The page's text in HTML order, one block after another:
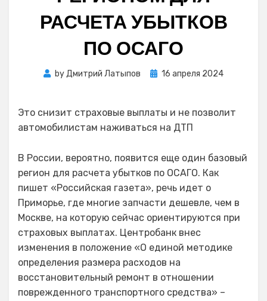
РАСЧЕТА УБЫТКОВ
ПО ОСАГО
byДмитрий Латыпов
Posted
16 апреля 2024
Это снизит страховые выплаты и не позволит
автомобилистам наживаться на ДТП
В России, вероятно, появится еще один базовый
регион для расчета убытков по ОСАГО. Как
пишет «Российская газета», речь идет о
Приморье, где многие запчасти дешевле, чем в
Москве, на которую сейчас ориентируются при
страховых выплатах. Центробанк внес
изменения в положение «О единой методике
определения размера расходов на
восстановительный ремонт в отношении
поврежденного транспортного средства» –